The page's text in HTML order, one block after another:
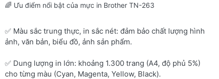
🌈 Ưu điểm nổi bật của mực in Brother TN-263
✅ Màu sắc trung thực, in sắc nét: đảm bảo chất lượng hình
ảnh, văn bản, biểu đồ, ảnh sản phẩm.
✅ Dung lượng in lớn: khoảng 1.300 trang (A4, độ phủ 5%)
cho từng màu (Cyan, Magenta, Yellow, Black).